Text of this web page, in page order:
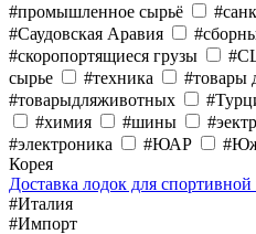
#промышленное сырьё
#Саудовская Аравия
#скоропортящиеся грузы
сырье
#техника
#товары
#товарыдляживотных
#химия
#шины
#электроника
#ЮАР
Корея
Доставка лодок для
#Италия
#Импорт